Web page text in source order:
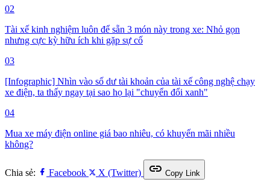
02
Tài xế kinh nghiệm luôn để sẵn 3 món này trong xe: Nhỏ gọn
nhưng cực kỳ hữu ích khi gặp sự cố
03
[Infographic] Nhìn vào số dư tài khoản của tài xế công nghệ chạy
xe điện, ta thấy ngay tại sao họ lại "chuyển đổi xanh"
04
Mua xe máy điện online giá bao nhiêu, có khuyến mãi nhiều
không?
Chia sẻ: Facebook X (Twitter) link Copy Link